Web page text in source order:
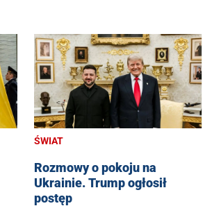
ŚWIAT
Rozmowy o pokoju na
Ukrainie. Trump ogłosił
postęp